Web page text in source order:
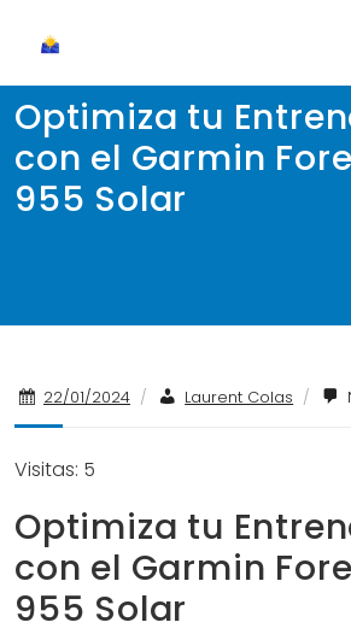
content
Optimiza tu
con el Garmin
955 Solar
22/01/2024 / Laurent Colas /
Visitas: 5
Optimiza tu
con el Garmin
955 Solar